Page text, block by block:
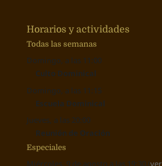
Horarios y actividades
Todas las semanas
Domingo, a las 11:00
Culto Dominical
Domingo, a las 11:15
Escuela Dominical
Jueves, a las 20:00
Reunión de Oración
Especiales
Miércoles, 9 de agosto a las 19:30 (ver